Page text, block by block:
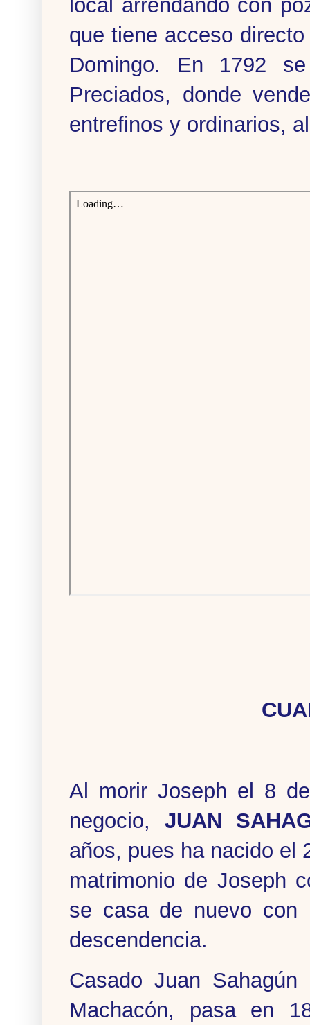
local arrendando con
que tiene acceso
Domingo. En 1792
Preciados, donde
entrefinos y ordinarios,
Al morir Joseph el 8
negocio, JUAN
años, pues ha nacido el
matrimonio de Joseph
se casa de nuevo con
descendencia.
Casado Juan
Machacón, pasa en